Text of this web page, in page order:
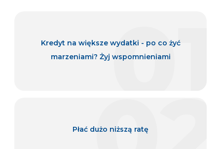
Kredyt na większe wydatki - po co żyć
marzeniami? Żyj wspomnieniami
01
Płać dużo niższą ratę